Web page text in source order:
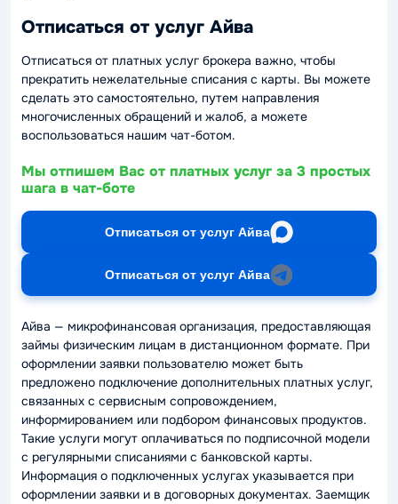
Отписаться от услуг Айва
Отписаться от платных услуг брокера важно, чтобы
прекратить нежелательные списания с карты. Вы можете
сделать это самостоятельно, путем направления
многочисленных обращений и жалоб, а можете
воспользоваться нашим чат-ботом.
Мы отпишем Вас от платных услуг за 3 простых
шага в чат-боте
Отписаться от услуг Айва
Отписаться от услуг Айва
Айва — микрофинансовая организация, предоставляющая
займы физическим лицам в дистанционном формате. При
оформлении заявки пользователю может быть
предложено подключение дополнительных платных услуг,
связанных с сервисным сопровождением,
информированием или подбором финансовых продуктов.
Такие услуги могут оплачиваться по подписочной модели
с регулярными списаниями с банковской карты.
Информация о подключенных услугах указывается при
оформлении заявки и в договорных документах. Заемщик